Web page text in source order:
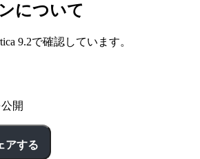
について
9.2で確認しています。
開
アする